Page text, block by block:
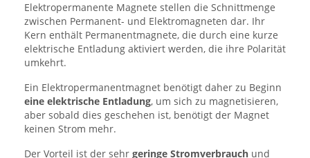
Elektropermanente Magnete stellen die Schnittmenge
zwischen Permanent- und Elektromagneten dar. Ihr
Kern enthält Permanentmagnete, die durch eine kurze
elektrische Entladung aktiviert werden, die ihre Polarität
umkehrt.
Ein Elektropermanentmagnet benötigt daher zu Beginn
eine elektrische Entladung, um sich zu magnetisieren,
aber sobald dies geschehen ist, benötigt der Magnet
keinen Strom mehr.
Der Vorteil ist der sehr geringe Stromverbrauch und